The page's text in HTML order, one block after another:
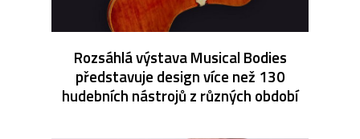
Rozsáhlá výstava Musical Bodies
představuje design více než 130
hudebních nástrojů z různých období